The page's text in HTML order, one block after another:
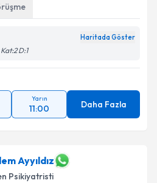
Haritada Göster
D:1
Yarın
11:00 Daha Fazla
Ayyıldız
Psikiyatristi